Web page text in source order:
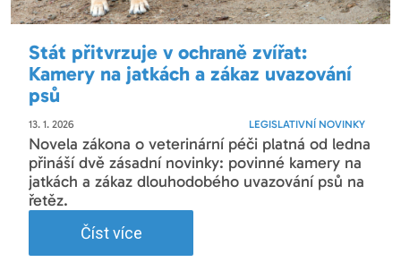
Stát přitvrzuje v ochraně zvířat:
Kamery na jatkách a zákaz uvazování
psů
13. 1. 2026 LEGISLATIVNÍ NOVINKY
Novela zákona o veterinární péči platná od ledna
přináší dvě zásadní novinky: povinné kamery na
jatkách a zákaz dlouhodobého uvazování psů na
řetěz.
Číst více